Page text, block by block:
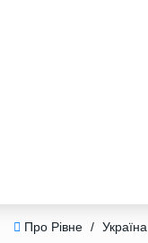
Про Рівне / Україна